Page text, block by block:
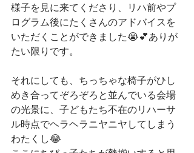
様子を見に来てくださり、リハ前やプ
ログラム後にたくさんのアドバイスを
いただくことができました😭💕ありが
たい限りです。
それにしても、ちっちゃな椅子がひし
めき合ってぞろぞろと並んでいる会場
の光景に、子どもたち不在のリハーサ
ル時点でヘラヘラニヤニヤしてしまう
わたくし😂